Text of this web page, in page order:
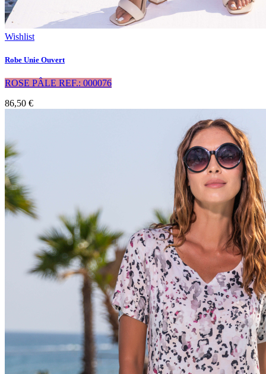
Wishlist
Robe Unie Ouvert
ROSE PÂLE REF.: 000076
86,50 €